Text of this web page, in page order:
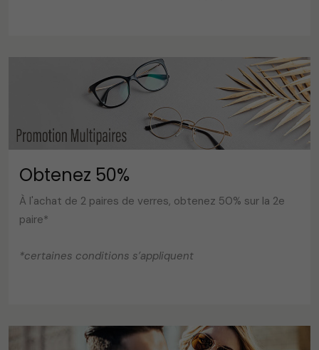
Obtenez 50%
À l'achat de 2 paires de verres, obtenez 50% sur la 2e
paire*
*certaines conditions s’appliquent